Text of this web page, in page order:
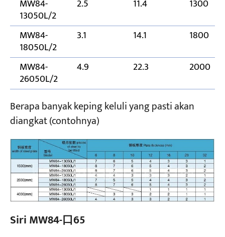
MW84-
13050L/2
2.5 11.4 1300
MW84-
18050L/2
3.1 14.1 1800
MW84-
26050L/2
4.9 22.3 2000
Berapa banyak keping keluli yang pasti akan
diangkat (contohnya)
Siri MW84-口65